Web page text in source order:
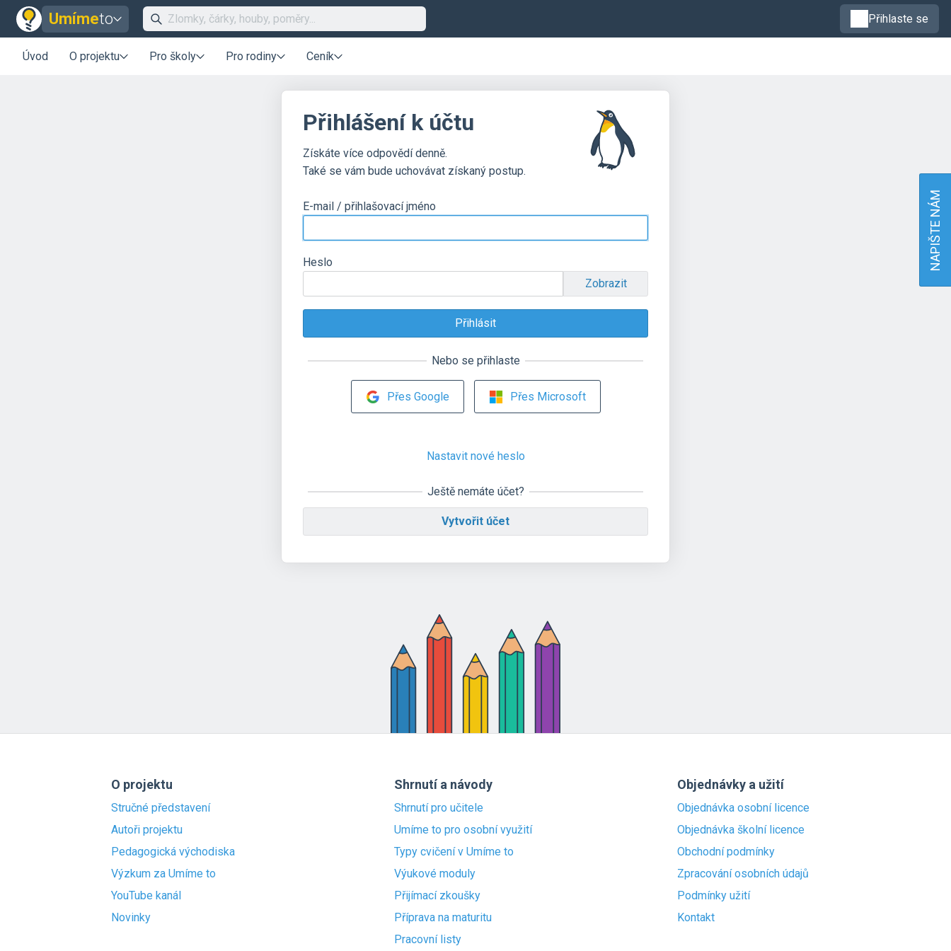
Umímeto Přihlaste se
Úvod O projektu Pro školy Pro rodiny Ceník
Přihlášení k účtu
Získáte více odpovědí denně.
Také se vám bude uchovávat získaný postup.
E-mail / přihlašovací jméno
Heslo
Zobrazit
Nebo se přihlaste
Přes Google Přes Microsoft
Nastavit nové heslo
Ještě nemáte účet?
Vytvořit účet
O projektu
Stručné představení
Autoři projektu
Pedagogická východiska
Výzkum za Umíme to
YouTube kanál
Novinky
Shrnutí a návody
Shrnutí pro učitele
Umíme to pro osobní využití
Typy cvičení v Umíme to
Výukové moduly
Přijímací zkoušky
Příprava na maturitu
Pracovní listy
Objednávky a užití
Objednávka osobní licence
Objednávka školní licence
Obchodní podmínky
Zpracování osobních údajů
Podmínky užití
Kontakt
NAPIŠTE NÁM